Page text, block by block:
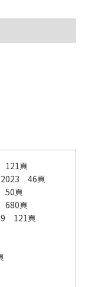
121頁
2023 46頁
50頁
680頁
121頁